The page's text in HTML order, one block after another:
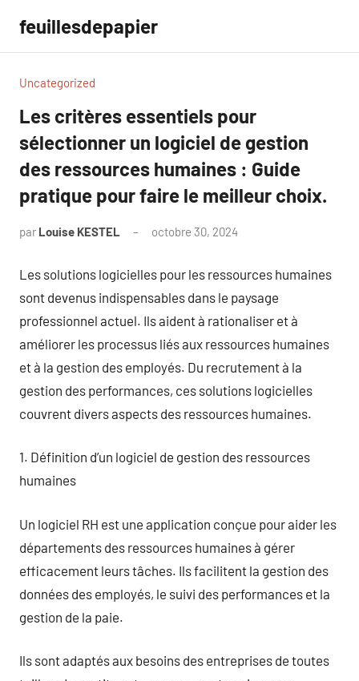
contenu
feuillesdepapier
Uncategorized
Les critères essentiels pour
sélectionner un logiciel de gestion
des ressources humaines : Guide
pratique pour faire le meilleur choix.
par Louise KESTEL octobre 30, 2024
Les solutions logicielles pour les ressources humaines
sont devenus indispensables dans le paysage
professionnel actuel. Ils aident à rationaliser et à
améliorer les processus liés aux ressources humaines
et à la gestion des employés. Du recrutement à la
gestion des performances, ces solutions logicielles
couvrent divers aspects des ressources humaines.
1. Définition d’un logiciel de gestion des ressources
humaines
Un logiciel RH est une application conçue pour aider les
départements des ressources humaines à gérer
efficacement leurs tâches. Ils facilitent la gestion des
données des employés, le suivi des performances et la
gestion de la paie.
Ils sont adaptés aux besoins des entreprises de toutes